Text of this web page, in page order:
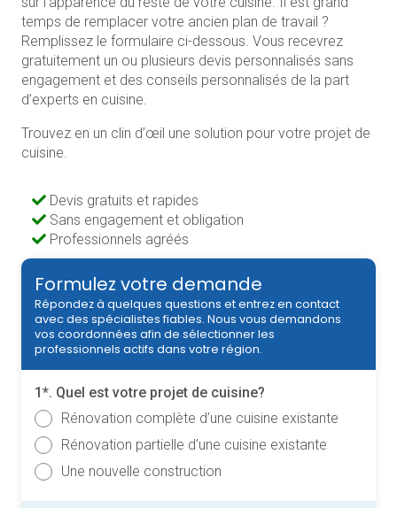
temps de remplacer votre ancien plan de travail ?
Remplissez le formulaire ci-dessous. Vous recevrez
gratuitement un ou plusieurs devis personnalisés sans
engagement et des conseils personnalisés de la part
d’experts en cuisine.
Trouvez en un clin d’œil une solution pour votre projet de
cuisine.
Devis gratuits et rapides
Sans engagement et obligation
Professionnels agréés
Formulez votre demande
Répondez à quelques questions et entrez en contact
avec des spécialistes fiables. Nous vous demandons
vos coordonnées afin de sélectionner les
professionnels actifs dans votre région.
1*. Quel est votre projet de cuisine?
Rénovation complète d’une cuisine existante
Rénovation partielle d’une cuisine existante
Une nouvelle construction